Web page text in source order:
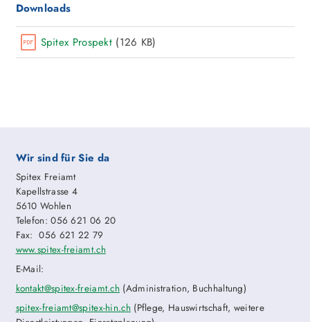
Downloads
Spitex Prospekt (126 KB)
Wir sind für Sie da
Spitex Freiamt
Kapellstrasse 4
5610 Wohlen
Telefon: 056 621 06 20
Fax: 056 621 22 79
www.spitex-freiamt.ch
E-Mail:
kontakt@spitex-freiamt.ch (Administration, Buchhaltung)
spitex-freiamt@spitex-hin.ch (Pflege, Hauswirtschaft, weitere